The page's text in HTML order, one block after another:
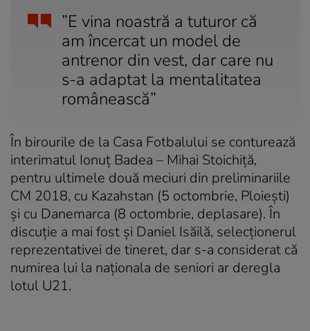
”E vina noastră a tuturor că
am încercat un model de
antrenor din vest, dar care nu
s-a adaptat la mentalitatea
românească”
În birourile de la Casa Fotbalului se conturează
interimatul Ionuț Badea – Mihai Stoichiță,
pentru ultimele două meciuri din preliminariile
CM 2018, cu Kazahstan (5 octombrie, Ploiești)
și cu Danemarca (8 octombrie, deplasare). În
discuție a mai fost și Daniel Isăilă, selecționerul
reprezentativei de tineret, dar s-a considerat că
numirea lui la naționala de seniori ar deregla
lotul U21.